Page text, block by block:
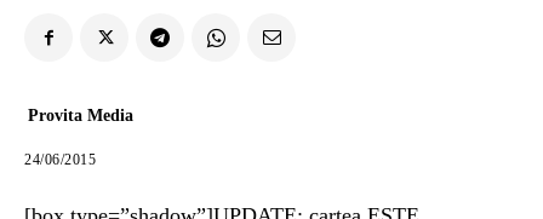
Provita Media
24/06/2015